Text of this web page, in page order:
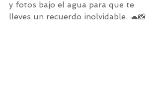
y fotos bajo el agua para que te
lleves un recuerdo inolvidable. 🐢📸